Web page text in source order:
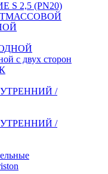
2,5 (PN20)
с двух сторон
/
/